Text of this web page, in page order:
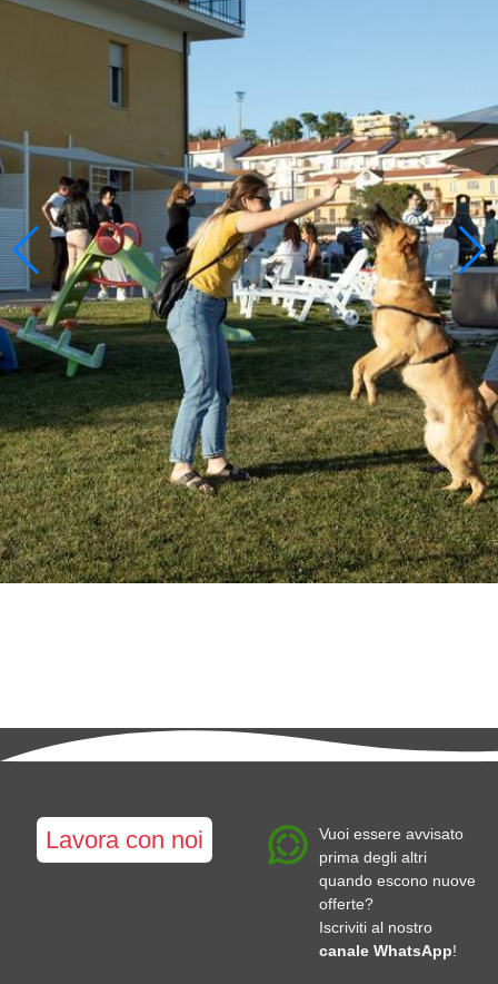
Lavora con noi
Vuoi essere avvisato
prima degli altri
quando escono nuove
offerte?
Iscriviti al nostro
canale WhatsApp!